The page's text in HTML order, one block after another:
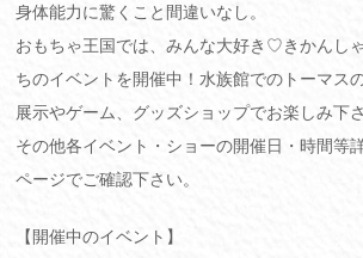
身体能力に驚くこと間違いなし。
おもちゃ王国では、みんな大好き♡きかんし
ちのイベントを開催中！水族館でのトーマス
展示やゲーム、グッズショップでお楽しみ下さ
その他各イベント・ショーの開催日・時間等
ページでご確認下さい。
【開催中のイベント】